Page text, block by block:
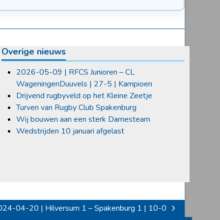
Overige nieuws
2026-05-09 | RFCS Junioren – CL
WageningenDuuvels | 27-5 | Kampioen
Drijvend rugbyveld op het Kleine Zeetje
Turven van Rugby Club Spakenburg
Wij bouwen aan een sterk Damesteam
Wedstrijden 10 januari afgelast
04-20 | Hilversum 1 – Spakenburg 1 | 10-0